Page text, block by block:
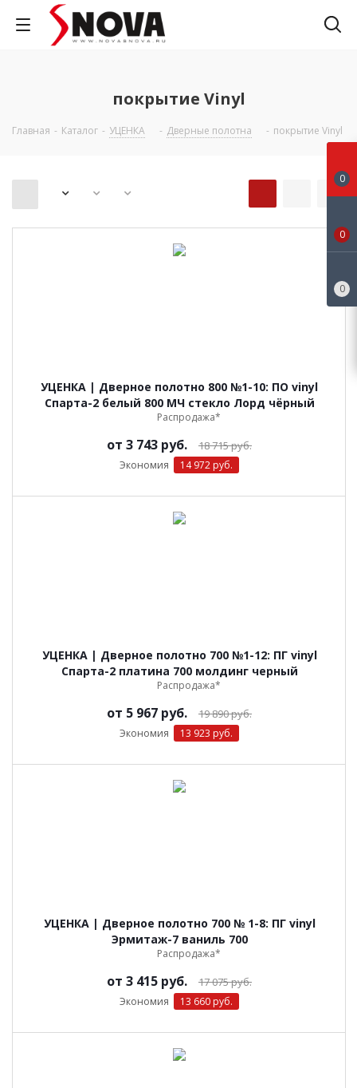
покрытие Vinyl
Главная - Каталог - УЦЕНКА - Дверные полотна - покрытие Vinyl
УЦЕНКА | Дверное полотно 800 №1-10: ПО vinyl
Спарта-2 белый 800 МЧ стекло Лорд чёрный
Распродажа*
от 3 743 руб. 18 715 руб.
Экономия 14 972 руб.
УЦЕНКА | Дверное полотно 700 №1-12: ПГ vinyl
Спарта-2 платина 700 молдинг черный
Распродажа*
от 5 967 руб. 19 890 руб.
Экономия 13 923 руб.
УЦЕНКА | Дверное полотно 700 № 1-8: ПГ vinyl
Эрмитаж-7 ваниль 700
Распродажа*
от 3 415 руб. 17 075 руб.
Экономия 13 660 руб.
0
0
0